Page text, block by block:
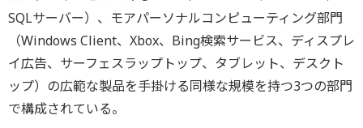
SQLサーバー）、モアパーソナルコンピューティング部門
（Windows Client、Xbox、Bing検索サービス、ディスプレ
イ広告、サーフェスラップトップ、タブレット、デスクト
ップ）の広範な製品を手掛ける同様な規模を持つ3つの部門
で構成されている。